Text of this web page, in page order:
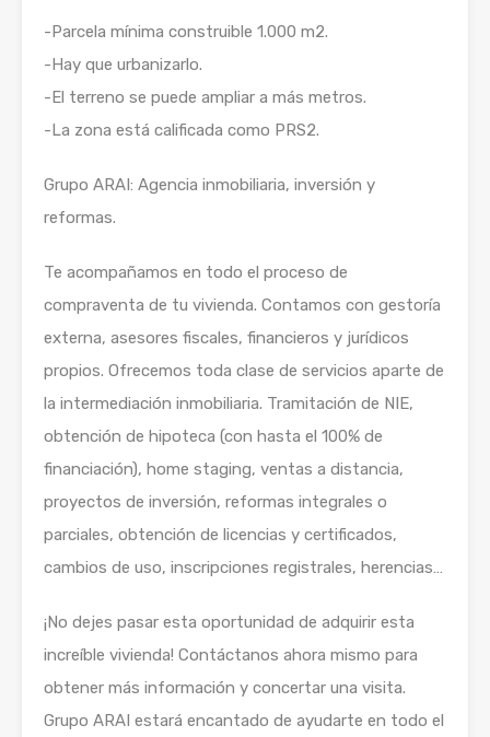
-Parcela mínima construible 1.000 m2.
-Hay que urbanizarlo.
-El terreno se puede ampliar a más metros.
-La zona está calificada como PRS2.
Grupo ARAI: Agencia inmobiliaria, inversión y
reformas.
Te acompañamos en todo el proceso de
compraventa de tu vivienda. Contamos con gestoría
externa, asesores fiscales, financieros y jurídicos
propios. Ofrecemos toda clase de servicios aparte de
la intermediación inmobiliaria. Tramitación de NIE,
obtención de hipoteca (con hasta el 100% de
financiación), home staging, ventas a distancia,
proyectos de inversión, reformas integrales o
parciales, obtención de licencias y certificados,
cambios de uso, inscripciones registrales, herencias…
¡No dejes pasar esta oportunidad de adquirir esta
increíble vivienda! Contáctanos ahora mismo para
obtener más información y concertar una visita.
Grupo ARAI estará encantado de ayudarte en todo el